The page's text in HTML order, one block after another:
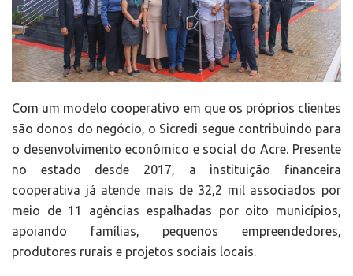
Com um modelo cooperativo em que os próprios clientes
são donos do negócio, o Sicredi segue contribuindo para
o desenvolvimento econômico e social do Acre. Presente
no estado desde 2017, a instituição financeira
cooperativa já atende mais de 32,2 mil associados por
meio de 11 agências espalhadas por oito municípios,
apoiando famílias, pequenos empreendedores,
produtores rurais e projetos sociais locais.